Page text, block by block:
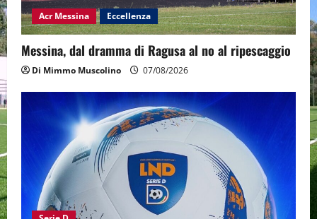
Acr Messina Eccellenza
Messina, dal dramma di Ragusa al no al ripescaggio
Di Mimmo Muscolino 07/08/2026